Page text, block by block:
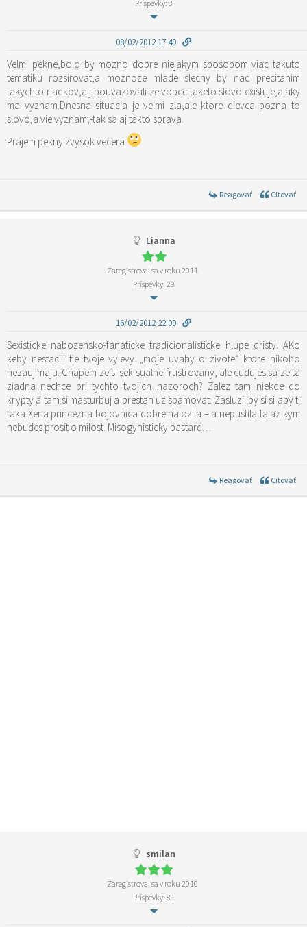
Príspevky: 3
08/02/2012 17:49
Velmi pekne,bolo by mozno dobre niejakym sposobom viac takuto
tematiku rozsirovat,a moznoze mlade slecny by nad precitanim
takychto riadkov,a j pouvazovali-ze vobec taketo slovo existuje,a aky
ma vyznam.Dnesna situacia je velmi zla,ale ktore dievca pozna to
slovo,a vie vyznam,-tak sa aj takto sprava.
Prajem pekny zvysok vecera
Reagovať Citovať
Lianna
Zaregistroval sa v roku 2011
Príspevky: 29
16/02/2012 22:09
Sexisticke nabozensko-fanaticke tradicionalisticke hlupe dristy. AKo
keby nestacili tie tvoje vylevy „moje uvahy o zivote“ ktore nikoho
nezaujimaju. Chapem ze si sek-sualne frustrovany, ale cudujes sa ze ta
ziadna nechce pri tychto tvojich nazoroch? Zalez tam niekde do
krypty a tam si masturbuj a prestan uz spamovat. Zasluzil by si si aby ti
taka Xena princezna bojovnica dobre nalozila – a nepustila ta az kym
nebudes prosit o milost. Misogynisticky bastard…
Reagovať Citovať
smilan
Zaregistroval sa v roku 2010
Príspevky: 81